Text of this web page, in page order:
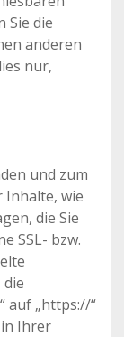
Sie die
anderen
nur,
und zum
wie
die Sie
SSL- bzw.
auf „https://“
in Ihrer